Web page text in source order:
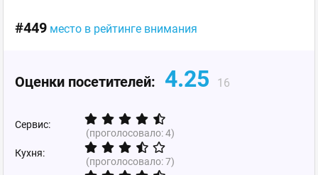
#449 место в рейтинге внимания
Оценки посетителей: 4.25 16
Сервис:
(проголосовало:4)
Кухня:
(проголосовало:7)